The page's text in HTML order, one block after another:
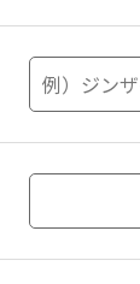
問合せ窓
について、
お問合せは
琉球リース